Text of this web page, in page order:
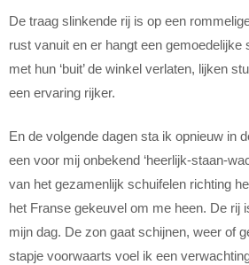
De traag slinkende rij is op een
rust vanuit en er hangt een gemoedelijke
met hun ‘buit’ de winkel verlaten, lijken
een ervaring rijker.
En de volgende dagen sta ik opnieuw in
een voor mij onbekend ‘heerlijk-staan-
van het gezamenlijk schuifelen richting
het Franse gekeuvel om me heen. De rij
mijn dag. De zon gaat schijnen, weer of
stapje voorwaarts voel ik een